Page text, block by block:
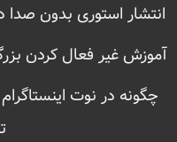
انتشار استوری بدون صدا
آموزش غیر فعال کردن
چگونه در نوت